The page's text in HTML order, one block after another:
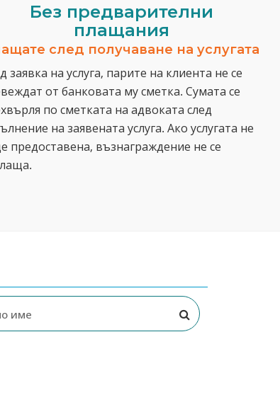
Без предварителни
плащания
след получаване на услугата
заявка на услуга, парите на клиента не се
от банковата му сметка. Сумата се
по сметката на адвоката след
на заявената услуга. Ако услугата не
предоставена, възнаграждение не се